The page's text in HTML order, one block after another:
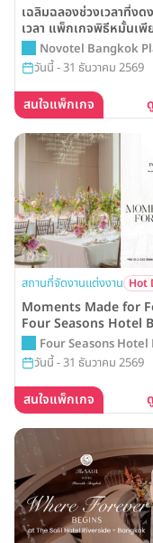
เฉลิมฉลองช่วงเวลาที่งด
เวลา แพ็กเกจพิธีหมั้นเพี
พร้อมสิทธิพิเศษอีกมากมา
Novotel Bangkok
Pratunam
Novotel Bangkok
Pratunam
วันนี้ - 31 ธันวาคม 2569
สนใจแพ็กเกจ
สถานที่จัดงานแต่งงาน Hot
Moments Made for
Four Seasons Hotel
Four Seasons
วันนี้ - 31 ธันวาคม 2569
สนใจแพ็กเกจ